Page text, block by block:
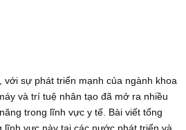
với sự phát triển mạnh của ngành khoa
và trí tuệ nhân tạo đã mở ra nhiều
trong lĩnh vực y tế. Bài viết tổng